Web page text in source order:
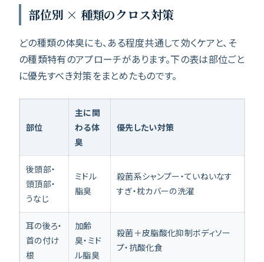
部位別 × 種類のクロス対策
どの種類の体臭にも、ある程度共通して効くケアと、そ
の種類特有のアプローチがあります。下の表は部位ごと
に優先すべき対策をまとめたものです。
部位
主に関
わる体
臭
優先したい対策
後頭部・
頭頂部・
うなじ
ミドル
脂臭
殺菌系シャンプー・ていねいなす
すぎ・枕カバーの洗濯
耳の後ろ・
首の付け
根
加齢
臭・ミド
ル脂臭
殺菌＋皮脂酸化抑制ボディソー
プ・抗酸化食